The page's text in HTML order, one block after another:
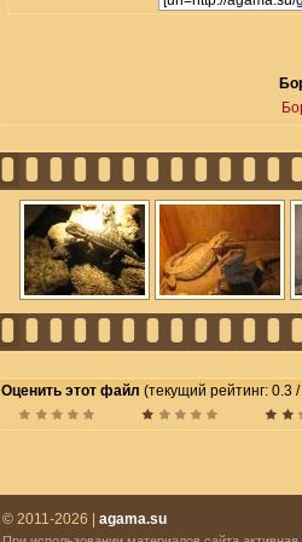
Оценить этот файл (текущий рейтинг: 0.3
© 2011-2026 | agama.su